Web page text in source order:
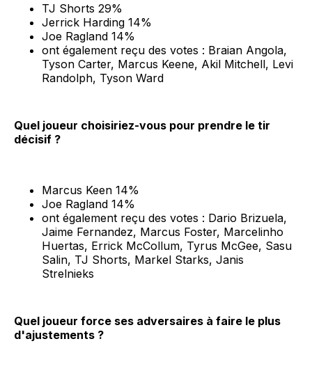
TJ Shorts 29%
Jerrick Harding 14%
Joe Ragland 14%
ont également reçu des votes : Braian Angola,
Tyson Carter, Marcus Keene, Akil Mitchell, Levi
Randolph, Tyson Ward
Quel joueur choisiriez-vous pour prendre le tir
décisif ?
Marcus Keen 14%
Joe Ragland 14%
ont également reçu des votes : Dario Brizuela,
Jaime Fernandez, Marcus Foster, Marcelinho
Huertas, Errick McCollum, Tyrus McGee, Sasu
Salin, TJ Shorts, Markel Starks, Janis
Strelnieks
Quel joueur force ses adversaires à faire le plus
d'ajustements ?